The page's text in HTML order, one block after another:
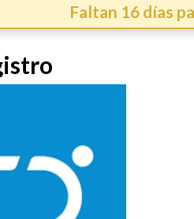
Faltan 16 días